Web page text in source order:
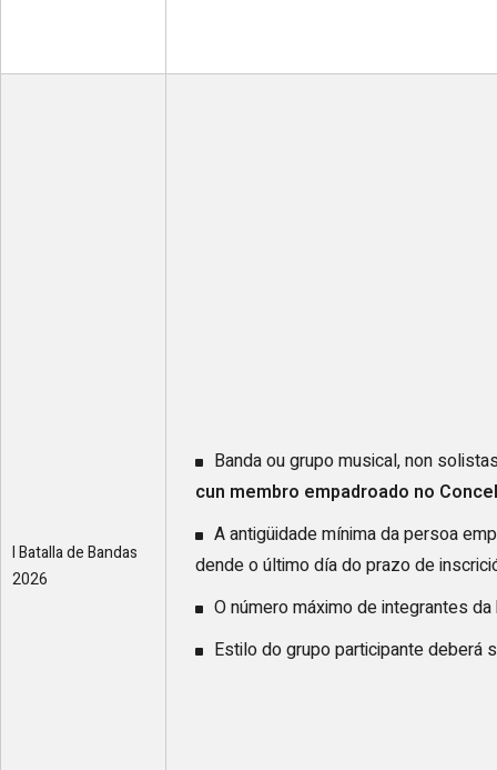
I Batalla de Bandas
2026
Banda ou grupo musical, non
cun membro empadroado no
A antigüidade mínima da persoa
dende o último día do prazo de
O número máximo de integrantes
Estilo do grupo participante deberá